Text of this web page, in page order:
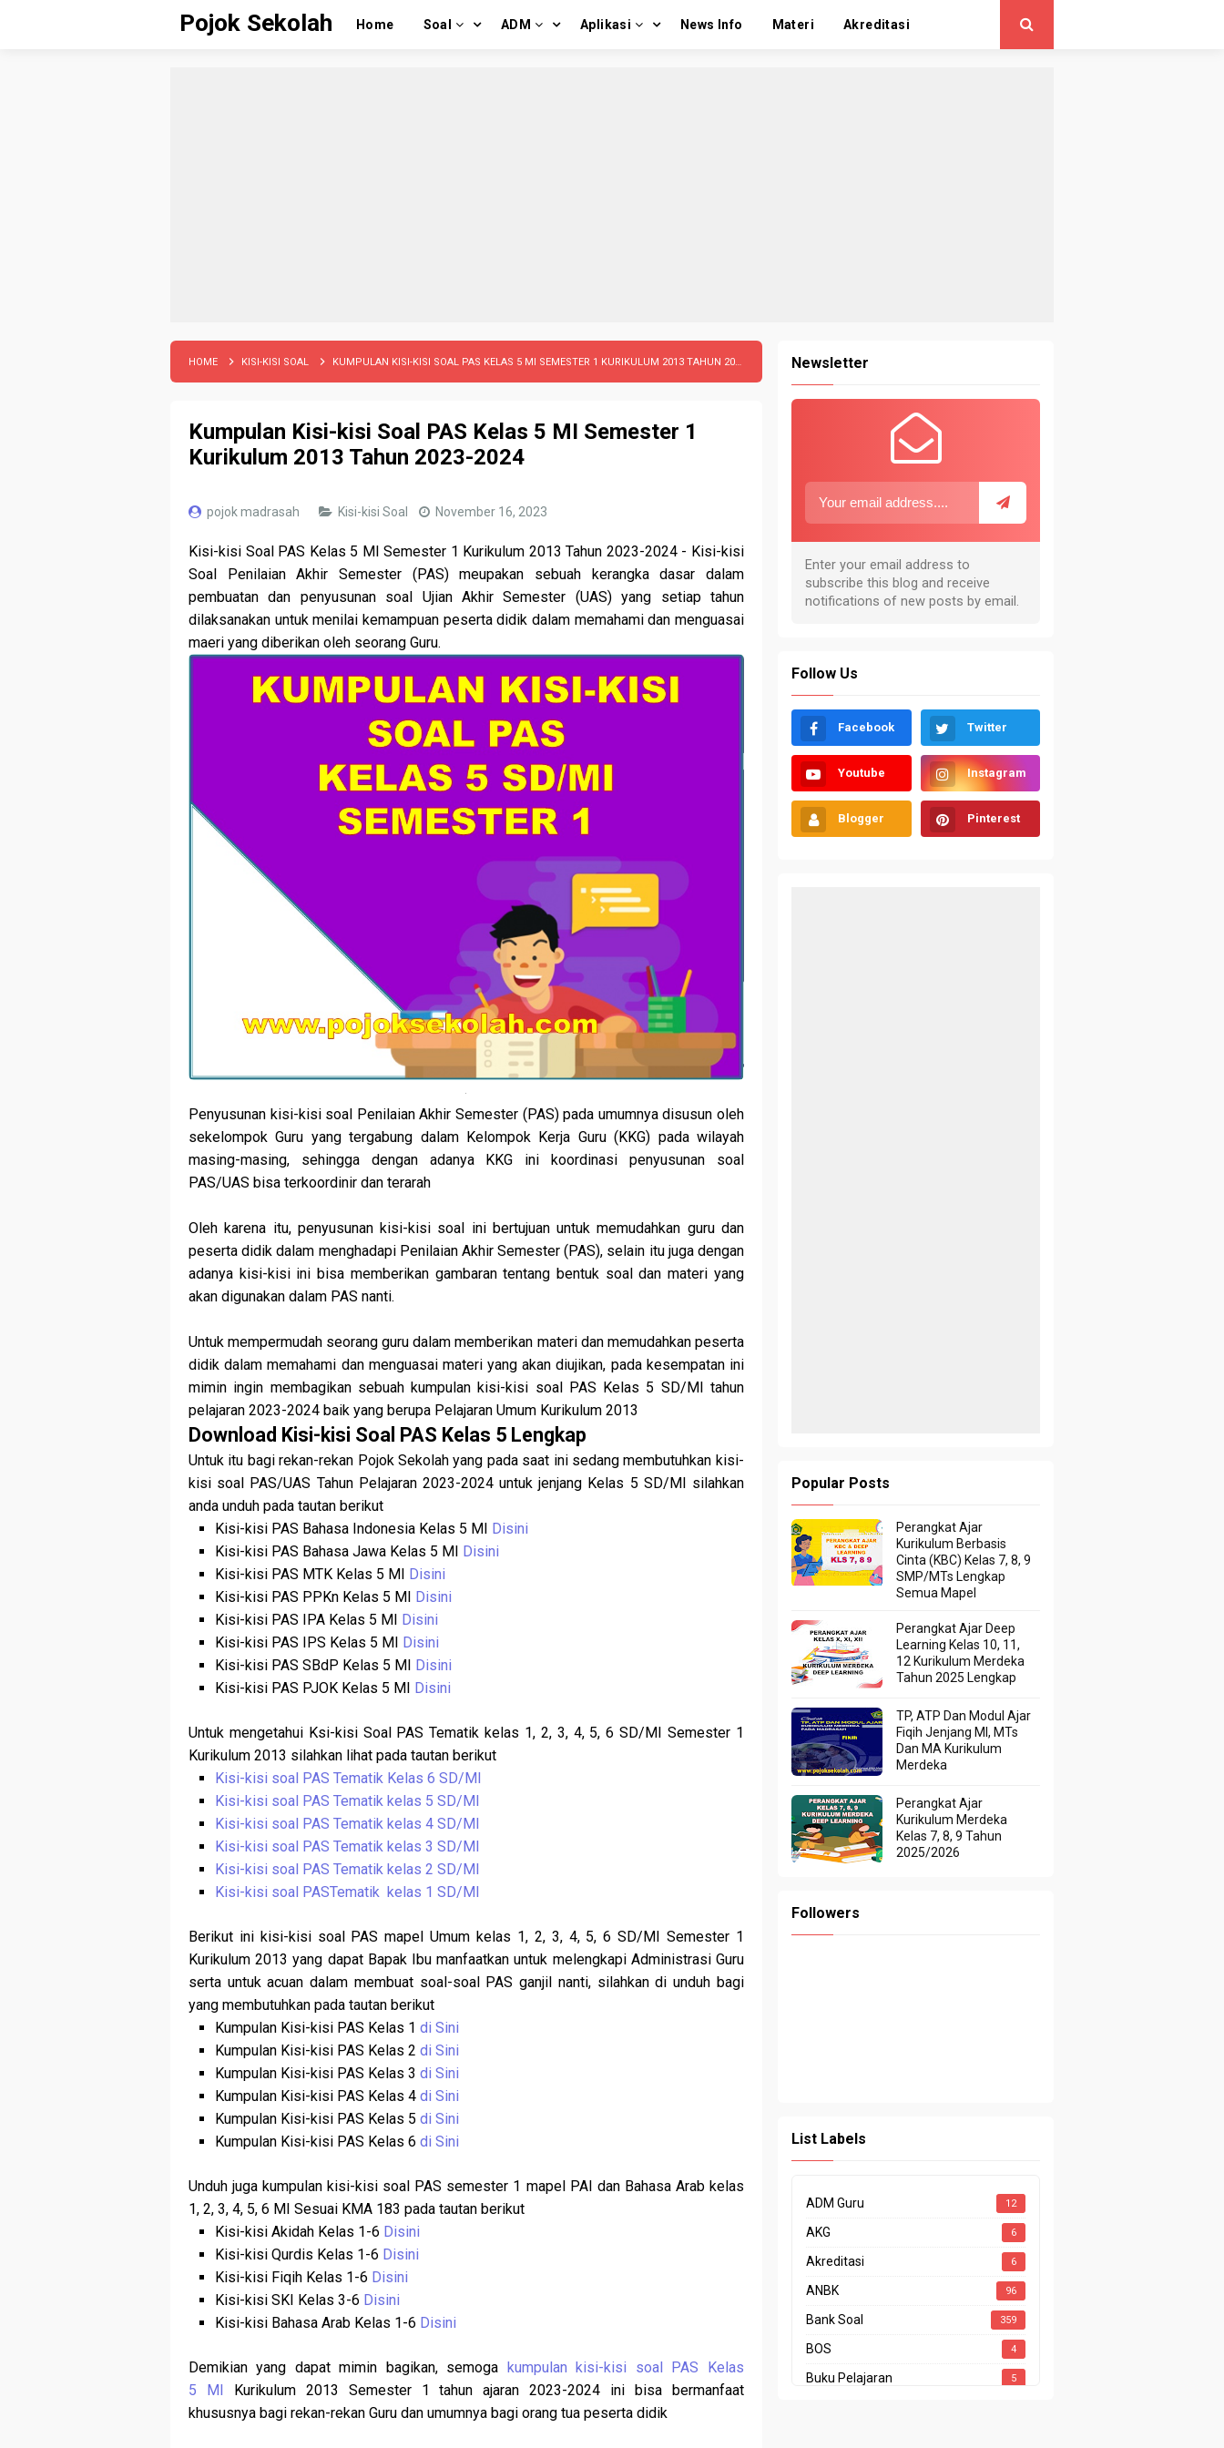
Pojok Sekolah Home Soal ADM Aplikasi News Info Materi Akreditasi
HOME KISI-KISI SOAL KUMPULAN KISI-KISI SOAL PAS KELAS 5 MI SEMESTER 1 KURIKULUM 2013 TAHUN 2023-2024
Kumpulan Kisi-kisi Soal PAS Kelas 5 MI Semester 1
Kurikulum 2013 Tahun 2023-2024
pojok madrasah Kisi-kisi Soal November 16, 2023
Kisi-kisi Soal PAS Kelas 5 MI Semester 1 Kurikulum 2013 Tahun 2023-2024 - Kisi-kisi
Soal Penilaian Akhir Semester (PAS) meupakan sebuah kerangka dasar dalam
pembuatan dan penyusunan soal Ujian Akhir Semester (UAS) yang setiap tahun
dilaksanakan untuk menilai kemampuan peserta didik dalam memahami dan menguasai
maeri yang diberikan oleh seorang Guru.
Penyusunan kisi-kisi soal Penilaian Akhir Semester (PAS) pada umumnya disusun oleh
sekelompok Guru yang tergabung dalam Kelompok Kerja Guru (KKG) pada wilayah
masing-masing, sehingga dengan adanya KKG ini koordinasi penyusunan soal
PAS/UAS bisa terkoordinir dan terarah
Oleh karena itu, penyusunan kisi-kisi soal ini bertujuan untuk memudahkan guru dan
peserta didik dalam menghadapi Penilaian Akhir Semester (PAS), selain itu juga dengan
adanya kisi-kisi ini bisa memberikan gambaran tentang bentuk soal dan materi yang
akan digunakan dalam PAS nanti.
Untuk mempermudah seorang guru dalam memberikan materi dan memudahkan peserta
didik dalam memahami dan menguasai materi yang akan diujikan, pada kesempatan ini
mimin ingin membagikan sebuah kumpulan kisi-kisi soal PAS Kelas 5 SD/MI tahun
pelajaran 2023-2024 baik yang berupa Pelajaran Umum Kurikulum 2013
Download Kisi-kisi Soal PAS Kelas 5 Lengkap
Untuk itu bagi rekan-rekan Pojok Sekolah yang pada saat ini sedang membutuhkan kisi-
kisi soal PAS/UAS Tahun Pelajaran 2023-2024 untuk jenjang Kelas 5 SD/MI silahkan
anda unduh pada tautan berikut
Kisi-kisi PAS Bahasa Indonesia Kelas 5 MI
Disini
Kisi-kisi PAS Bahasa Jawa Kelas 5 MI
Disini
Kisi-kisi PAS MTK Kelas 5 MI
Disini
Kisi-kisi PAS PPKn Kelas 5 MI
Disini
Kisi-kisi PAS IPA Kelas 5 MI
Disini
Kisi-kisi PAS IPS Kelas 5 MI
Disini
Kisi-kisi PAS SBdP Kelas 5 MI
Disini
Kisi-kisi PAS PJOK Kelas 5 MI
Disini
Untuk mengetahui Ksi-kisi Soal PAS Tematik kelas 1, 2, 3, 4, 5, 6 SD/MI Semester 1
Kurikulum 2013 silahkan lihat pada tautan berikut
Kisi-kisi soal PAS Tematik Kelas 6 SD/MI
Kisi-kisi soal PAS Tematik kelas 5 SD/MI
Kisi-kisi soal PAS Tematik kelas 4 SD/MI
Kisi-kisi soal PAS Tematik kelas 3 SD/MI
Kisi-kisi soal PAS Tematik kelas 2 SD/MI
Kisi-kisi soal PASTematik kelas 1 SD/MI
Berikut ini kisi-kisi soal PAS mapel Umum kelas 1, 2, 3, 4, 5, 6 SD/MI Semester 1
Kurikulum 2013 yang dapat Bapak Ibu manfaatkan untuk melengkapi Administrasi Guru
serta untuk acuan dalam membuat soal-soal PAS ganjil nanti, silahkan di unduh bagi
yang membutuhkan pada tautan berikut
Kumpulan Kisi-kisi PAS Kelas 1di Sini
Kumpulan Kisi-kisi PAS Kelas 2di Sini
Kumpulan Kisi-kisi PAS Kelas 3di Sini
Kumpulan Kisi-kisi PAS Kelas 4di Sini
Kumpulan Kisi-kisi PAS Kelas 5di Sini
Kumpulan Kisi-kisi PAS Kelas 6di Sini
Unduh juga kumpulan kisi-kisi soal PAS semester 1 mapel PAI dan Bahasa Arab kelas
1, 2, 3, 4, 5, 6 MI Sesuai KMA 183 pada tautan berikut
Kisi-kisi Akidah Kelas 1-6 Disini
Kisi-kisi Qurdis Kelas 1-6 Disini
Kisi-kisi Fiqih Kelas 1-6 Disini
Kisi-kisi SKI Kelas 3-6 Disini
Kisi-kisi Bahasa Arab Kelas 1-6 Disini
Demikian yang dapat mimin bagikan, semoga
kumpulan kisi-kisi soal PAS Kelas
5 MI
Kurikulum 2013 Semester 1 tahun ajaran 2023-2024 ini bisa bermanfaat
khususnya bagi rekan-rekan Guru dan umumnya bagi orang tua peserta didik
Newsletter
Follow Us
Facebook Twitter
Youtube Instagram
Blogger Pinterest
Popular Posts
Perangkat Ajar
Kurikulum Berbasis
Cinta (KBC) Kelas 7, 8, 9
SMP/MTs Lengkap
Semua Mapel
Perangkat Ajar Deep
Learning Kelas 10, 11,
12 Kurikulum Merdeka
Tahun 2025 Lengkap
TP, ATP Dan Modul Ajar
Fiqih Jenjang MI, MTs
Dan MA Kurikulum
Merdeka
Perangkat Ajar
Kurikulum Merdeka
Kelas 7, 8, 9 Tahun
2025/2026
Followers
List Labels
ADM Guru 12
AKG 6
Akreditasi 6
ANBK 96
Bank Soal 359
BOS 4
Buku Pelajaran 5